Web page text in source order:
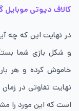
کالاف دیوتی موبایل
در نهایت این که چه
و شکل بازی شما
خاموش کرده و هر بار
نهایت تفاوتی در
است که این مورد را